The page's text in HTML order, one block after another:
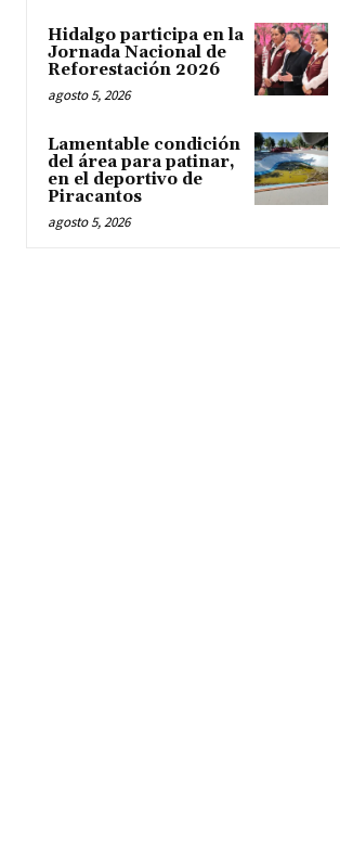
Hidalgo participa en la
Jornada Nacional de
Reforestación 2026
agosto 5, 2026
Lamentable condición
del área para patinar,
en el deportivo de
Piracantos
agosto 5, 2026